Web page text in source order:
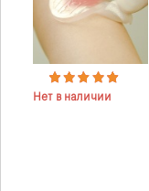
Нет в наличии